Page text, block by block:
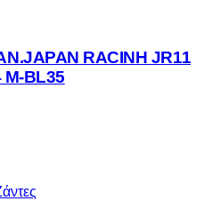
RACINH JR11
M-BL35